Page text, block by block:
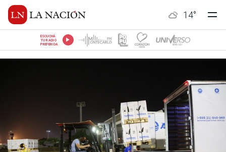
14°
ESCUCHÁ
TU RADIO
PREFERIDA